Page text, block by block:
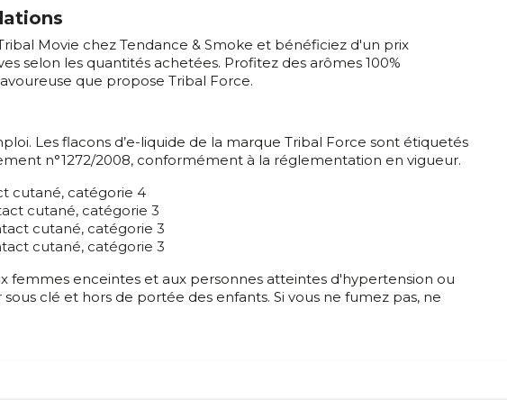
Movie chez Tendance & Smoke et bénéficiez d'un prix
selon les quantités achetées. Profitez des arômes 100%
que propose Tribal Force.
Les flacons d’e-liquide de la marque Tribal Force sont étiquetés
n°1272/2008, conformément à la réglementation en vigueur.
cutané, catégorie 4
cutané, catégorie 3
cutané, catégorie 3
cutané, catégorie 3
femmes enceintes et aux personnes atteintes d'hypertension ou
clé et hors de portée des enfants. Si vous ne fumez pas, ne